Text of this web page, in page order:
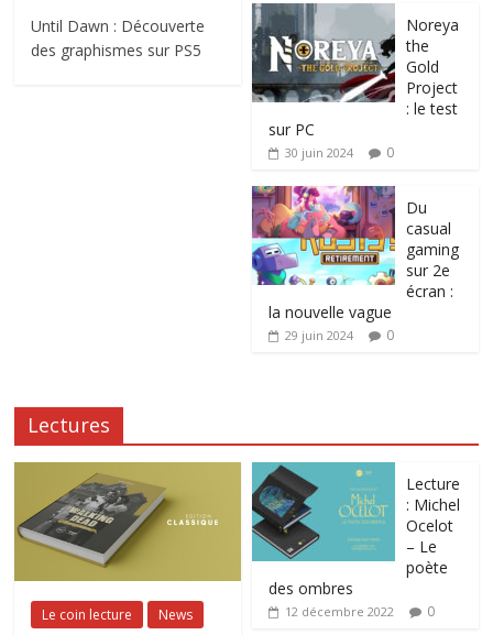
Until Dawn : Découverte
des graphismes sur PS5
Noreya
the
Gold
Project
: le test
sur PC
30 juin 2024 0
Du
casual
gaming
sur 2e
écran :
la nouvelle vague
29 juin 2024 0
Lectures
Le coin lecture News
Lecture
: Michel
Ocelot
– Le
poète
des ombres
12 décembre 2022 0